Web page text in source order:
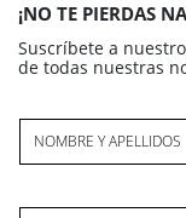
¡NO TE PIERDAS
Suscríbete a
de todas nuestras
NOMBRE Y APELLIDOS